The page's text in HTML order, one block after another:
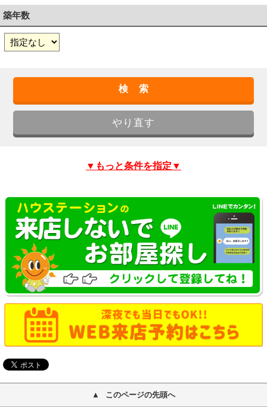
築年数
▼もっと条件を指定▼
このページの先頭へ